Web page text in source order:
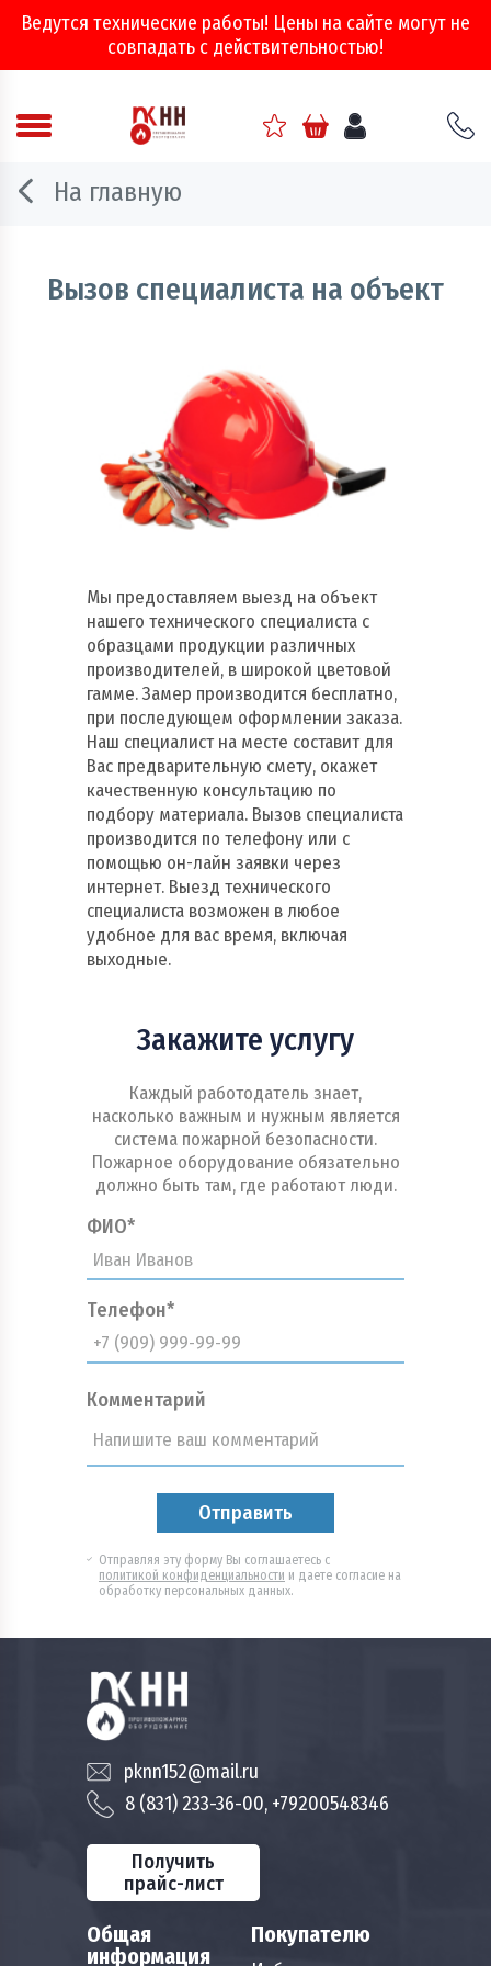
Ведутся технические работы! Цены на сайте могут не
совпадать с действительностью!
Аварийно - спасательное оборудование
Двери, ворота и люки противопожарные
Обеспечение эвакуации, знаки безопасности
Огнебиозащитные составы
Огнетушители
Пожарно - охранная сигнализация и системы
Системы автоматического пожаротушения
Средства защиты и безопасность труда
Стволы пожарные и водопенное оборудование
Шкафы, щиты пожарные и инвентарь
На главную
Вызов специалиста на объект
Мы предоставляем выезд на объект
нашего технического специалиста с
образцами продукции различных
производителей, в широкой цветовой
гамме. Замер производится бесплатно,
при последующем оформлении заказа.
Наш специалист на месте составит для
Вас предварительную смету, окажет
качественную консультацию по
подбору материала. Вызов специалиста
производится по телефону или с
помощью он-лайн заявки через
интернет. Выезд технического
специалиста возможен в любое
удобное для вас время, включая
выходные.
Закажите услугу
Каждый работодатель знает,
насколько важным и нужным является
система пожарной безопасности.
Пожарное оборудование обязательно
должно быть там, где работают люди.
ФИО*
Телефон*
Комментарий
Отправляя эту форму Вы соглашаетесь с
политикой конфиденциальности и даете согласие на
обработку персональных данных.
Общая
информация
Покупателю
pknn152@mail.ru
8 (831) 233-36-00, +79200548346
Получить
прайс-лист